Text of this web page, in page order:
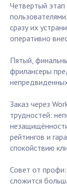
Четвертый
сразу их
оперативно
Пятый,
фрилансеры
Заказ через
трудностей:
рейтингов и
спокойствию
Совет от
сложится